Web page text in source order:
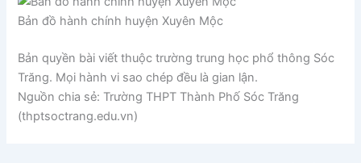
Bản đồ hành chính huyện Xuyên Mộc
Bản quyền bài viết thuộc trường trung học phổ thông Sóc
Trăng. Mọi hành vi sao chép đều là gian lận.
Nguồn chia sẻ: Trường THPT Thành Phố Sóc Trăng
(thptsoctrang.edu.vn)